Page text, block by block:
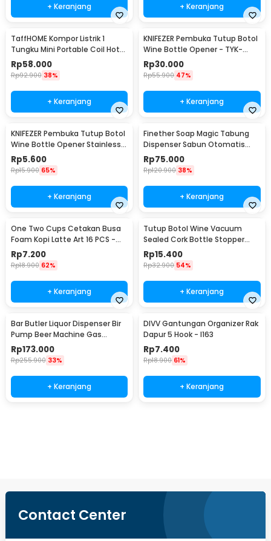
+ Keranjang + Keranjang
TaffHOME Kompor Listrik 1
Tungku Mini Portable Coil Hot
Plate 500W - C1-1000-03
Rp58.000
Rp92.900 38%
+ Keranjang
KNIFEZER Pembuka Tutup Botol
Wine Bottle Opener - TYK-
074B
Rp30.000
Rp55.900 47%
+ Keranjang
KNIFEZER Pembuka Tutup Botol
Wine Bottle Opener Stainless
Steel - WS01
Rp5.600
Rp15.900 65%
+ Keranjang
Finether Soap Magic Tabung
Dispenser Sabun Otomatis
400ml - AD-03
Rp75.000
Rp120.900 38%
+ Keranjang
One Two Cups Cetakan Busa
Foam Kopi Latte Art 16 PCS -
JJYE01
Rp7.200
Rp18.900 62%
+ Keranjang
Tutup Botol Wine Vacuum
Sealed Cork Bottle Stopper
Stainless Steel - G94529
Rp15.400
Rp32.900 54%
+ Keranjang
Bar Butler Liquor Dispenser Bir
Pump Beer Machine Gas
Station 900ml - P-36
Rp173.000
Rp255.900 33%
+ Keranjang
DIVV Gantungan Organizer Rak
Dapur 5 Hook - I163
Rp7.400
Rp18.900 61%
+ Keranjang
Contact Center